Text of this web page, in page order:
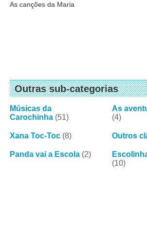
As canções da Maria
Outras sub-categorias
Músicas da
Carochinha (51)
Xana Toc-Toc (8)
Panda vai a Escola (2)
As
(4)
Outros
(10)